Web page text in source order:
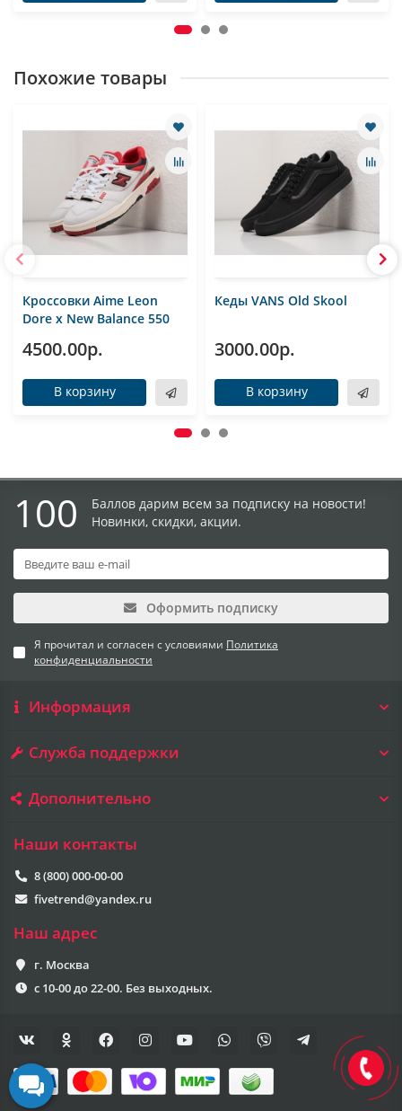
Похожие товары
Кроссовки Aime Leon
Dore x New Balance 550
4500.00р.
В корзину
Кеды VANS Old Skool
3000.00р.
В корзину
100
Баллов дарим всем за подписку на новости!
Новинки, скидки, акции.
Оформить подписку
Я прочитал и согласен с условиями Политика
конфиденциальности
Информация
Служба поддержки
Дополнительно
Наши контакты
8 (800) 000-00-00
fivetrend@yandex.ru
Наш адрес
г. Москва
с 10-00 до 22-00. Без выходных.